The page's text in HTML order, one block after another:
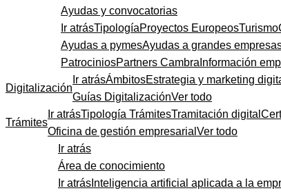
Ayudas y convocatorias
Ir atrásTipologíaProyectos EuropeosTurismo
Ayudas a pymesAyudas a grandes
PatrociniosPartners Cambra Información
Digitalización
Ir atrásÁmbitosEstrategia y marketing
Guías DigitalizaciónVer todo
Trámites
Ir atrásTipología TrámitesTramitación digital
Oficina de gestión empresarial Ver todo
Ir atrás
Área de conocimiento
Ir atrás Inteligencia artificial aplicada a la